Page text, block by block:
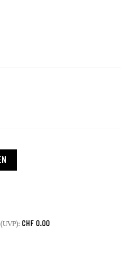
CHF 0.00